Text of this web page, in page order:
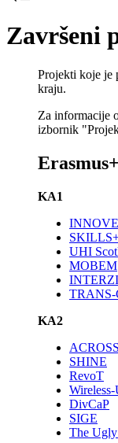
Završeni
Projekti koje je
kraju.
Za informacije
izbornik
Erasmus+
KA1
UHI
MOBEM
KA2
ACROSS
SHINE
RevoT
DivCaP
SIGE
The